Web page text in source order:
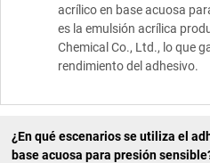
acrílico en base acuosa
es la emulsión acrílica
Chemical Co., Ltd., lo que
rendimiento del adhesivo.
¿En qué escenarios se utiliza el
base acuosa para presión